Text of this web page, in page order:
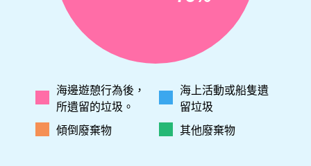
海邊遊憩行為後，
所遺留的垃圾。
海上活動或船隻遺
留垃圾
傾倒廢棄物
其他廢棄物